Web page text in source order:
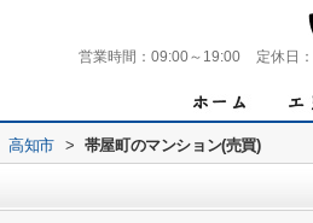
営業時間： 09:00～19:00 定休日：
高知市 > 帯屋町のマンション(売買)